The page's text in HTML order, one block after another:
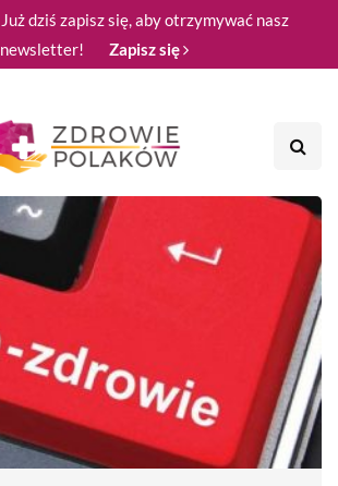
Już dziś zapisz się, aby otrzymywać nasz
newsletter!
Zapisz się